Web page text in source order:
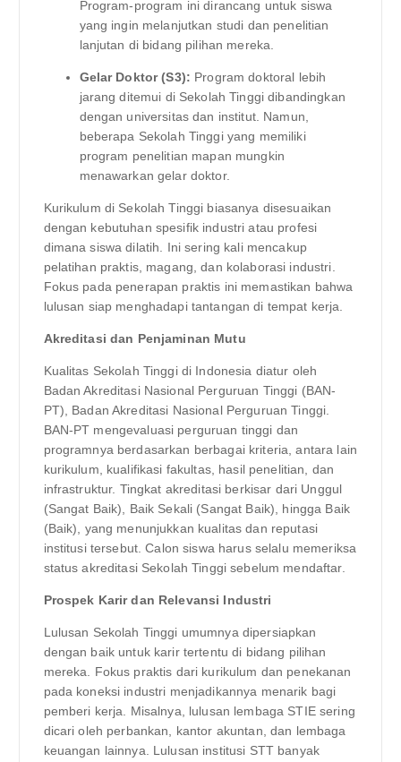
Program-program ini dirancang untuk siswa
yang ingin melanjutkan studi dan penelitian
lanjutan di bidang pilihan mereka.
Gelar Doktor (S3): Program doktoral lebih
jarang ditemui di Sekolah Tinggi dibandingkan
dengan universitas dan institut. Namun,
beberapa Sekolah Tinggi yang memiliki
program penelitian mapan mungkin
menawarkan gelar doktor.
Kurikulum di Sekolah Tinggi biasanya disesuaikan
dengan kebutuhan spesifik industri atau profesi
dimana siswa dilatih. Ini sering kali mencakup
pelatihan praktis, magang, dan kolaborasi industri.
Fokus pada penerapan praktis ini memastikan bahwa
lulusan siap menghadapi tantangan di tempat kerja.
Akreditasi dan Penjaminan Mutu
Kualitas Sekolah Tinggi di Indonesia diatur oleh
Badan Akreditasi Nasional Perguruan Tinggi (BAN-
PT), Badan Akreditasi Nasional Perguruan Tinggi.
BAN-PT mengevaluasi perguruan tinggi dan
programnya berdasarkan berbagai kriteria, antara lain
kurikulum, kualifikasi fakultas, hasil penelitian, dan
infrastruktur. Tingkat akreditasi berkisar dari Unggul
(Sangat Baik), Baik Sekali (Sangat Baik), hingga Baik
(Baik), yang menunjukkan kualitas dan reputasi
institusi tersebut. Calon siswa harus selalu memeriksa
status akreditasi Sekolah Tinggi sebelum mendaftar.
Prospek Karir dan Relevansi Industri
Lulusan Sekolah Tinggi umumnya dipersiapkan
dengan baik untuk karir tertentu di bidang pilihan
mereka. Fokus praktis dari kurikulum dan penekanan
pada koneksi industri menjadikannya menarik bagi
pemberi kerja. Misalnya, lulusan lembaga STIE sering
dicari oleh perbankan, kantor akuntan, dan lembaga
keuangan lainnya. Lulusan institusi STT banyak